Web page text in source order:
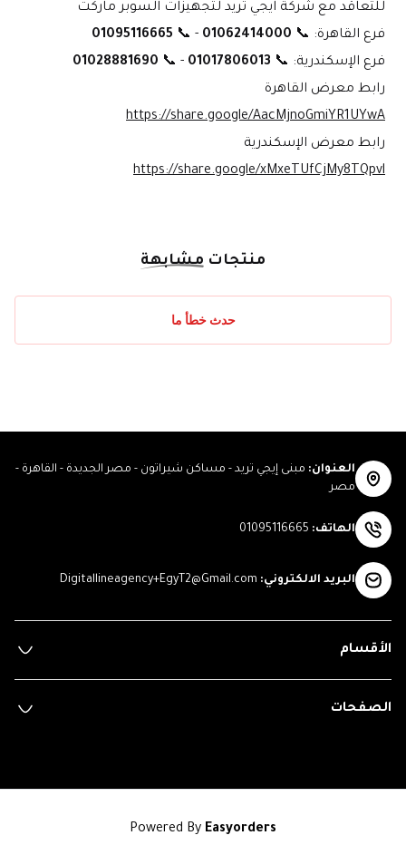
للتعاقد مع شركة ايجي تريد لتجهيزات السوبر ماركت
فرع القاهرة: 📞 01062414000
- 📞
01095116665
فرع الإسكندرية: 📞 01017806013
- 📞
01028881690
رابط معرض القاهرة
https://share.google/AacMjnoGmiYR1UYwA
رابط معرض الإسكندرية
https://share.google/xMxeTUfCjMy8TQpvl
منتجات مشابهة
حدث خطأ ما
العنوان: مبنى إيجي تريد - مساكن شيراتون - مصر الجديدة - القاهرة -
مصر
الهاتف:
01095116665
البريد الالكتروني:
Digitallineagency+EgyT2@Gmail.com
الأقسام
الصفحات
Powered By Easyorders